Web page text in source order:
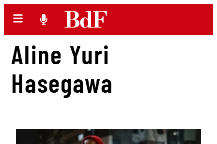
Aline Yuri
Hasegawa